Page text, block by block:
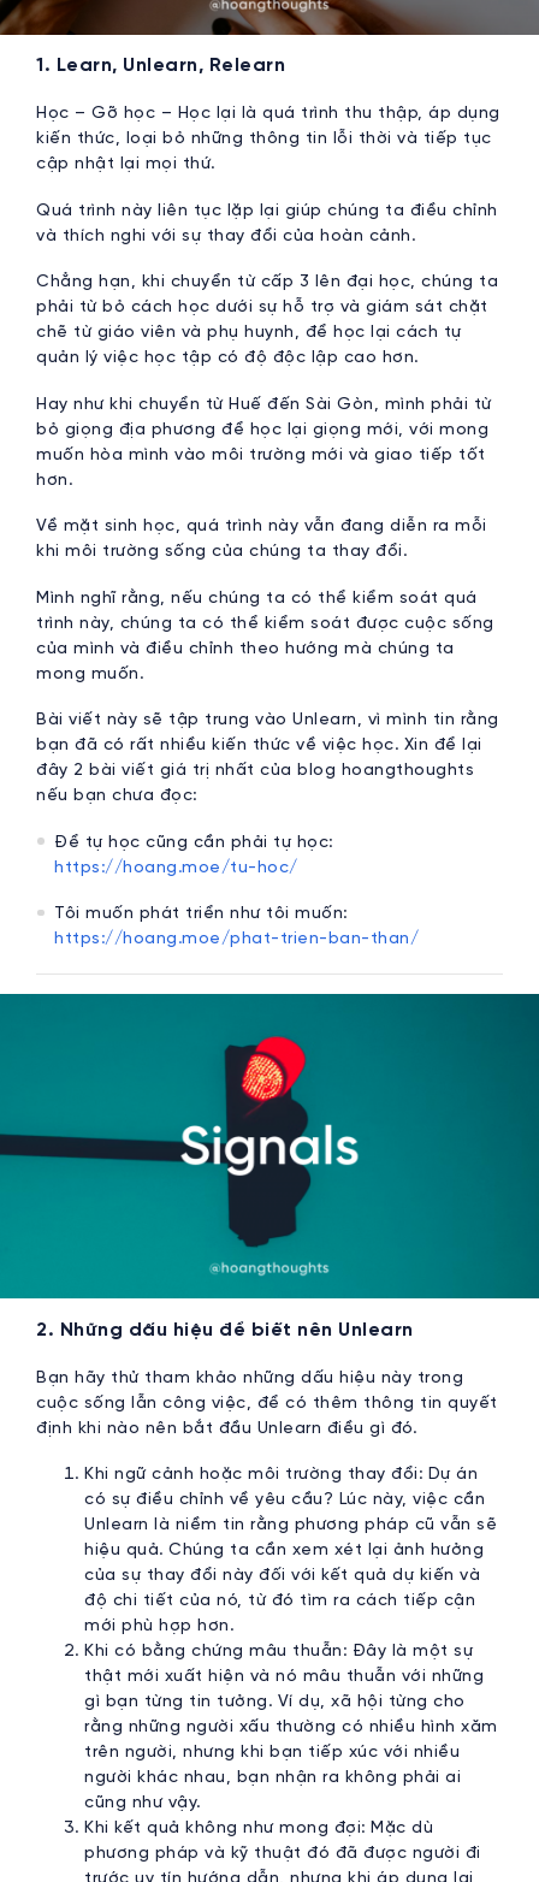
1. Learn, Unlearn, Relearn
Học – Gỡ học – Học lại là quá trình thu thập, áp dụng
kiến thức, loại bỏ những thông tin lỗi thời và tiếp tục
cập nhật lại mọi thứ.
Quá trình này liên tục lặp lại giúp chúng ta điều chỉnh
và thích nghi với sự thay đổi của hoàn cảnh.
Chẳng hạn, khi chuyển từ cấp 3 lên đại học, chúng ta
phải từ bỏ cách học dưới sự hỗ trợ và giám sát chặt
chẽ từ giáo viên và phụ huynh, để học lại cách tự
quản lý việc học tập có độ độc lập cao hơn.
Hay như khi chuyển từ Huế đến Sài Gòn, mình phải từ
bỏ giọng địa phương để học lại giọng mới, với mong
muốn hòa mình vào môi trường mới và giao tiếp tốt
hơn.
Về mặt sinh học, quá trình này vẫn đang diễn ra mỗi
khi môi trường sống của chúng ta thay đổi.
Mình nghĩ rằng, nếu chúng ta có thể kiểm soát quá
trình này, chúng ta có thể kiểm soát được cuộc sống
của mình và điều chỉnh theo hướng mà chúng ta
mong muốn.
Bài viết này sẽ tập trung vào Unlearn, vì mình tin rằng
bạn đã có rất nhiều kiến thức về việc học. Xin để lại
đây 2 bài viết giá trị nhất của blog hoangthoughts
nếu bạn chưa đọc:
Để tự học cũng cần phải tự học:
https://hoang.moe/tu-hoc/
Tôi muốn phát triển như tôi muốn:
https://hoang.moe/phat-trien-ban-than/
2. Những dấu hiệu để biết nên Unlearn
Bạn hãy thử tham khảo những dấu hiệu này trong
cuộc sống lẫn công việc, để có thêm thông tin quyết
định khi nào nên bắt đầu Unlearn điều gì đó.
Khi ngữ cảnh hoặc môi trường thay đổi: Dự án
có sự điều chỉnh về yêu cầu? Lúc này, việc cần
Unlearn là niềm tin rằng phương pháp cũ vẫn sẽ
hiệu quả. Chúng ta cần xem xét lại ảnh hưởng
của sự thay đổi này đối với kết quả dự kiến và
độ chi tiết của nó, từ đó tìm ra cách tiếp cận
mới phù hợp hơn.
Khi có bằng chứng mâu thuẫn: Đây là một sự
thật mới xuất hiện và nó mâu thuẫn với những
gì bạn từng tin tưởng. Ví dụ, xã hội từng cho
rằng những người xấu thường có nhiều hình xăm
trên người, nhưng khi bạn tiếp xúc với nhiều
người khác nhau, bạn nhận ra không phải ai
cũng như vậy.
Khi kết quả không như mong đợi: Mặc dù
phương pháp và kỹ thuật đó đã được người đi